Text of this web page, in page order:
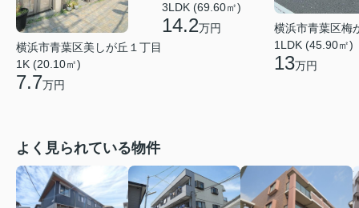
横浜市青葉区美しが丘１丁目
1K (20.10㎡)
7.7万円
3LDK (69.60㎡)
14.2万円
横浜市青葉区梅
1LDK (45.90㎡)
13万円
よく見られている物件